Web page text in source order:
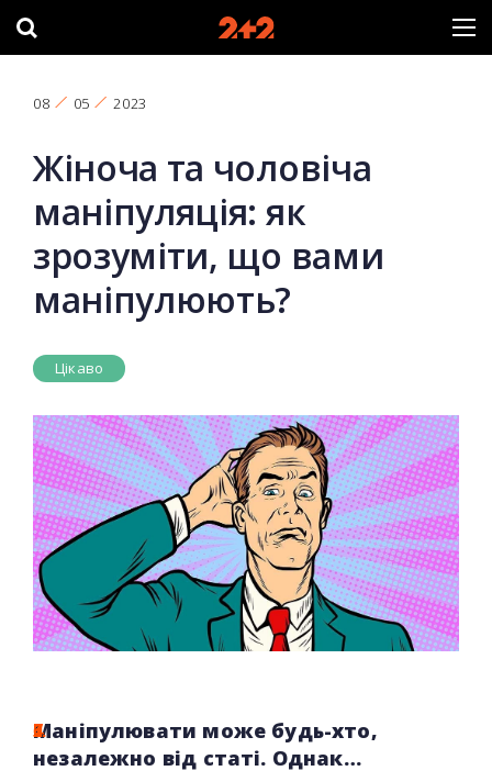
08 05 2023
Жіноча та чоловіча
маніпуляція: як
зрозуміти, що вами
маніпулюють?
Цікаво
Маніпулювати може будь-хто,
незалежно від статі. Однак…